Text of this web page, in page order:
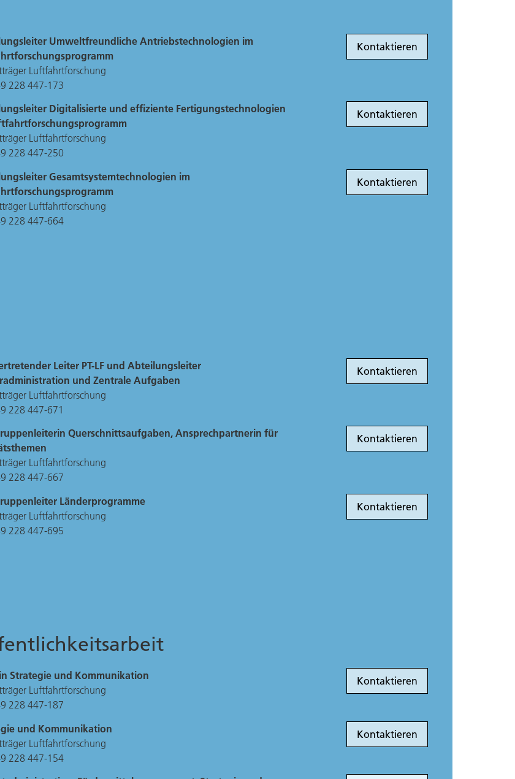
Umweltfreundliche Antriebstechnologien im
Luftfahrtforschung
228 447-173
Kontaktieren
Digitalisierte und effiziente Fertigungstechnologien
Luftfahrtforschung
228 447-250
Kontaktieren
Gesamtsystemtechnologien im
Luftfahrtforschung
228 447-664
Kontaktieren
Leiter PT-LF und Abteilungsleiter
und Zentrale Aufgaben
Luftfahrtforschung
228 447-671
Kontaktieren
Querschnittsaufgaben, Ansprechpartnerin für
Luftfahrtforschung
228 447-667
Kontaktieren
Länderprogramme
Luftfahrtforschung
228 447-695
Kontaktieren
Strategie und Kommunikation
Luftfahrtforschung
228 447-187
Kontaktieren
und Kommunikation
Luftfahrtforschung
228 447-154
Kontaktieren